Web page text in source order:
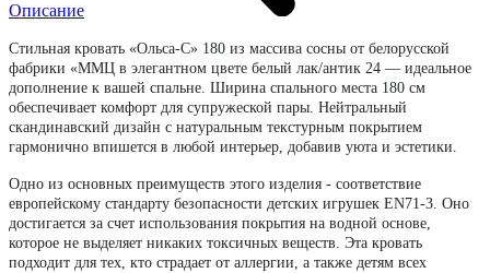
Описание
Стильная кровать «Ольса-С» 180 из массива сосны от белорусской
фабрики «ММЦ в элегантном цвете белый лак/антик 24 — идеальное
дополнение к вашей спальне. Ширина спального места 180 см
обеспечивает комфорт для супружеской пары. Нейтральный
скандинавский дизайн с натуральным текстурным покрытием
гармонично впишется в любой интерьер, добавив уюта и эстетики.
Одно из основных преимуществ этого изделия - соответствие
европейскому стандарту безопасности детских игрушек EN71-3. Оно
достигается за счет использования покрытия на водной основе,
которое не выделяет никаких токсичных веществ. Эта кровать
подходит для тех, кто страдает от аллергии, а также детям всех